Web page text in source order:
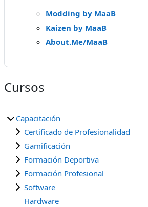
Modding by MaaB
Kaizen by MaaB
About.Me/MaaB
Cursos
Capacitación
Certificado de Profesionalidad
Gamificación
Formación Deportiva
Formación Profesional
Software
Hardware